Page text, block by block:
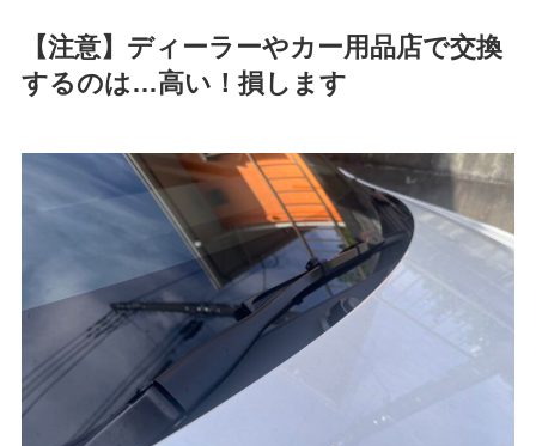
【注意】ディーラーやカー用品店で交換
するのは…高い！損します